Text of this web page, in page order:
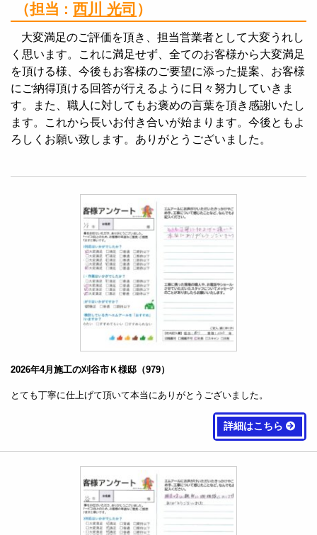
（担当 :西川 光司 ）
大変満足のご評価を頂き、担当営業者として大変うれし
く思います。これに満足せず、全てのお客様から大変満足
を頂ける様、今後もお客様のご要望に添った提案、お客様
にご納得頂ける回答が行えるように日々努力していきま
す。また、職人に対してもお褒めの言葉を頂き感謝いたし
ます。これから長いお付き合いが始まります。今後ともよ
ろしくお願い致します。ありがとうございました。
2026年4月施工の刈谷市Ｋ様邸（979）
とても丁寧に仕上げて頂いて本当にありがとうございました。
詳細はこちら